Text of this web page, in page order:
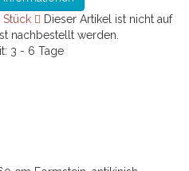
Stück
Dieser Artikel ist nicht auf
nachbestellt werden.
3 - 6 Tage